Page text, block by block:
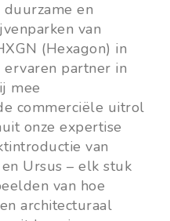
en
van
(Hexagon) in
partner in
mee
commerciële uitrol
onze expertise
van
Ursus – elk stuk
van hoe
architecturaal